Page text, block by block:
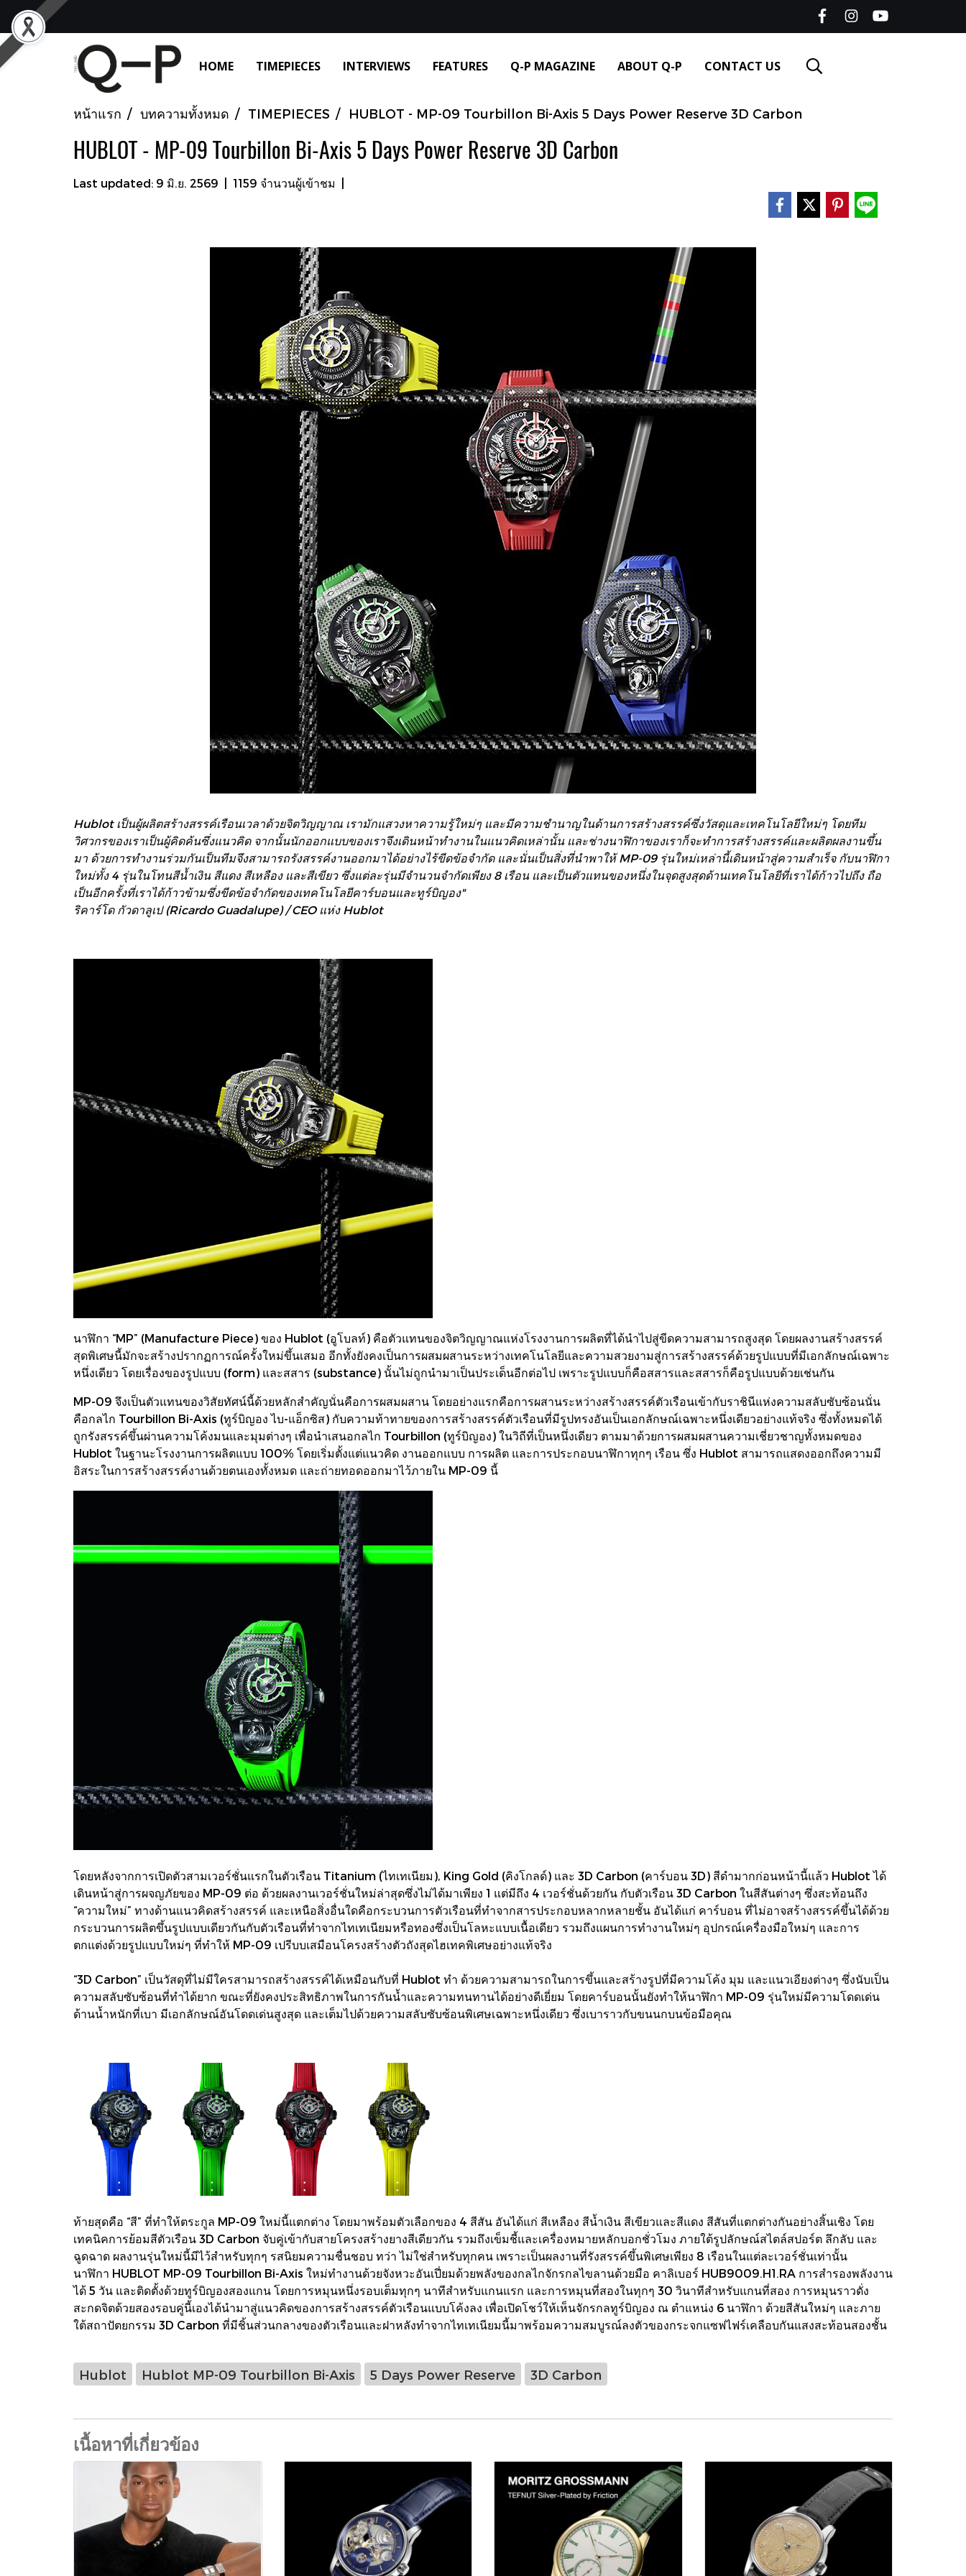
HOME TIMEPIECES INTERVIEWS FEATURES Q-P MAGAZINE ABOUT Q-P CONTACT US
หน้าแรก บทความทั้งหมด TIMEPIECES HUBLOT - MP-09 Tourbillon Bi-Axis 5 Days Power Reserve 3D Carbon
HUBLOT - MP-09 Tourbillon Bi-Axis 5 Days Power Reserve 3D Carbon
Last updated: 9 มิ.ย. 2569 1159 จำนวนผู้เข้าชม
Hublot เป็นผู้ผลิตสร้างสรรค์เรือนเวลาด้วยจิตวิญญาณ เรามักแสวงหาความรู้ใหม่ๆ และมีความชำนาญในด้านการสร้างสรรค์ซึ่งวัสดุและเทคโนโลยีใหม่ๆ โดยทีม
วิศวกรของเราเป็นผู้คิดค้นซึ่งแนวคิด จากนั้นนักออกแบบของเราจึงเดินหน้าทำงานในแนวคิดเหล่านั้น และช่างนาฬิกาของเราก็จะทำการสร้างสรรค์และผลิตผลงานขึ้น
มา ด้วยการทำงานร่วมกันเป็นทีมจึงสามารถรังสรรค์งานออกมาได้อย่างไร้ขีดข้อจำกัด และนั่นเป็นสิ่งที่นำพาให้ MP-09 รุ่นใหม่เหล่านี้เดินหน้าสู่ความสำเร็จ กับนาฬิกา
ใหม่ทั้ง 4 รุ่นในโทนสีน้ำเงิน สีแดง สีเหลือง และสีเขียว ซึ่งแต่ละรุ่นมีจำนวนจำกัดเพียง 8 เรือน และเป็นตัวแทนของหนึ่งในจุดสูงสุดด้านเทคโนโลยีที่เราได้ก้าวไปถึง ถือ
เป็นอีกครั้งที่เราได้ก้าวข้ามซึ่งขีดข้อจำกัดของเทคโนโลยีคาร์บอนและทูร์บิญอง"
ริคาร์โด กัวดาลูเป (Ricardo Guadalupe) / CEO แห่ง Hublot
นาฬิกา “MP” (Manufacture Piece) ของ Hublot (อูโบลท์) คือตัวแทนของจิตวิญญาณแห่งโรงงานการผลิตที่ได้นำไปสู่ขีดความสามารถสูงสุด โดยผลงานสร้างสรรค์
สุดพิเศษนี้มักจะสร้างปรากฏการณ์ครั้งใหม่ขึ้นเสมอ อีกทั้งยังคงเป็นการผสมผสานระหว่างเทคโนโลยีและความสวยงามสู่การสร้างสรรค์ด้วยรูปแบบที่มีเอกลักษณ์เฉพาะ
หนึ่งเดียว โดยเรื่องของรูปแบบ (form) และสสาร (substance) นั้นไม่ถูกนำมาเป็นประเด็นอีกต่อไป เพราะรูปแบบก็คือสสารและสสารก็คือรูปแบบด้วยเช่นกัน
MP-09 จึงเป็นตัวแทนของวิสัยทัศน์นี้ด้วยหลักสำคัญนั่นคือการผสมผสาน โดยอย่างแรกคือการผสานระหว่างสร้างสรรค์ตัวเรือนเข้ากับราชินีแห่งความสลับซับซ้อนนั่น
คือกลไก Tourbillon Bi-Axis (ทูร์บิญอง ไบ-แอ็กซิส) กับความท้าทายของการสร้างสรรค์ตัวเรือนที่มีรูปทรงอันเป็นเอกลักษณ์เฉพาะหนึ่งเดียวอย่างแท้จริง ซึ่งทั้งหมดได้
ถูกรังสรรค์ขึ้นผ่านความโค้งมนและมุมต่างๆ เพื่อนำเสนอกลไก Tourbillon (ทูร์บิญอง) ในวิถีที่เป็นหนึ่งเดียว ตามมาด้วยการผสมผสานความเชี่ยวชาญทั้งหมดของ
Hublot ในฐานะโรงงานการผลิตแบบ 100% โดยเริ่มตั้งแต่แนวคิด งานออกแบบ การผลิต และการประกอบนาฬิกาทุกๆ เรือน ซึ่ง Hublot สามารถแสดงออกถึงความมี
อิสระในการสร้างสรรค์งานด้วยตนเองทั้งหมด และถ่ายทอดออกมาไว้ภายใน MP-09 นี้
โดยหลังจากการเปิดตัวสามเวอร์ชั่นแรกในตัวเรือน Titanium (ไทเทเนียม), King Gold (คิงโกลด์) และ 3D Carbon (คาร์บอน 3D) สีดำมากก่อนหน้านี้แล้ว Hublot ได้
เดินหน้าสู่การผจญภัยของ MP-09 ต่อ ด้วยผลงานเวอร์ชั่นใหม่ล่าสุดซึ่งไม่ได้มาเพียง 1 แต่มีถึง 4 เวอร์ชั่นด้วยกัน กับตัวเรือน 3D Carbon ในสีสันต่างๆ ซึ่งสะท้อนถึง
“ความใหม่” ทางด้านแนวคิดสร้างสรรค์ และเหนือสิ่งอื่นใดคือกระบวนการตัวเรือนที่ทำจากสารประกอบหลากหลายชั้น อันได้แก่ คาร์บอน ที่ไม่อาจสร้างสรรค์ขึ้นได้ด้วย
กระบวนการผลิตขึ้นรูปแบบเดียวกันกับตัวเรือนที่ทำจากไทเทเนียมหรือทองซึ่งเป็นโลหะแบบเนื้อเดียว รวมถึงแผนการทำงานใหม่ๆ อุปกรณ์เครื่องมือใหม่ๆ และการ
ตกแต่งด้วยรูปแบบใหม่ๆ ที่ทำให้ MP-09 เปรีบบเสมือนโครงสร้างตัวถังสุดไฮเทคพิเศษอย่างแท้จริง
“3D Carbon” เป็นวัสดุที่ไม่มีใครสามารถสร้างสรรค์ได้เหมือนกับที่ Hublot ทำ ด้วยความสามารถในการขึ้นและสร้างรูปที่มีความโค้ง มุม และแนวเอียงต่างๆ ซึ่งนับเป็น
ความสลับซับซ้อนที่ทำได้ยาก ขณะที่ยังคงประสิทธิภาพในการกันน้ำและความทนทานได้อย่างดีเยี่ยม โดยคาร์บอนนั้นยังทำให้นาฬิกา MP-09 รุ่นใหม่มีความโดดเด่น
ด้านน้ำหนักที่เบา มีเอกลักษณ์อันโดดเด่นสูงสุด และเต็มไปด้วยความสลับซับซ้อนพิเศษเฉพาะหนึ่งเดียว ซึ่งเบาราวกับขนนกบนข้อมือคุณ
ท้ายสุดคือ “สี” ที่ทำให้ตระกูล MP-09 ใหม่นี้แตกต่าง โดยมาพร้อมตัวเลือกของ 4 สีสัน อันได้แก่ สีเหลือง สีน้ำเงิน สีเขียวและสีแดง สีสันที่แตกต่างกันอย่างสิ้นเชิง โดย
เทคนิคการย้อมสีตัวเรือน 3D Carbon จับคู่เข้ากับสายโครงสร้างยางสีเดียวกัน รวมถึงเข็มชี้และเครื่องหมายหลักบอกชั่วโมง ภายใต้รูปลักษณ์สไตล์สปอร์ต ลึกลับ และ
ฉูดฉาด ผลงานรุ่นใหม่นี้มีไว้สำหรับทุกๆ รสนิยมความชื่นชอบ ทว่า ไม่ใช่สำหรับทุกคน เพราะเป็นผลงานที่รังสรรค์ขึ้นพิเศษเพียง 8 เรือนในแต่ละเวอร์ชั่นเท่านั้น
นาฬิกา HUBLOT MP-09 Tourbillon Bi-Axis ใหม่ทำงานด้วยจังหวะอันเปี่ยมด้วยพลังของกลไกจักรกลไขลานด้วยมือ คาลิเบอร์ HUB9009.H1.RA การสำรองพลังงาน
ได้ 5 วัน และติดตั้งด้วยทูร์บิญองสองแกน โดยการหมุนหนึ่งรอบเต็มทุกๆ นาทีสำหรับแกนแรก และการหมุนที่สองในทุกๆ 30 วินาทีสำหรับแกนที่สอง การหมุนราวดั่ง
สะกดจิตด้วยสองรอบคู่นี้เองได้นำมาสู่แนวคิดของการสร้างสรรค์ตัวเรือนแบบโค้งลง เพื่อเปิดโชว์ให้เห็นจักรกลทูร์บิญอง ณ ตำแหน่ง 6 นาฬิกา ด้วยสีสันใหม่ๆ และภาย
ใต้สถาปัตยกรรม 3D Carbon ที่มีชิ้นส่วนกลางของตัวเรือนและฝาหลังทำจากไทเทเนียมนี้มาพร้อมความสมบูรณ์ลงตัวของกระจกแซฟไฟร์เคลือบกันแสงสะท้อนสองชั้น
Hublot Hublot MP-09 Tourbillon Bi-Axis 5 Days Power Reserve 3D Carbon
เนื้อหาที่เกี่ยวข้อง